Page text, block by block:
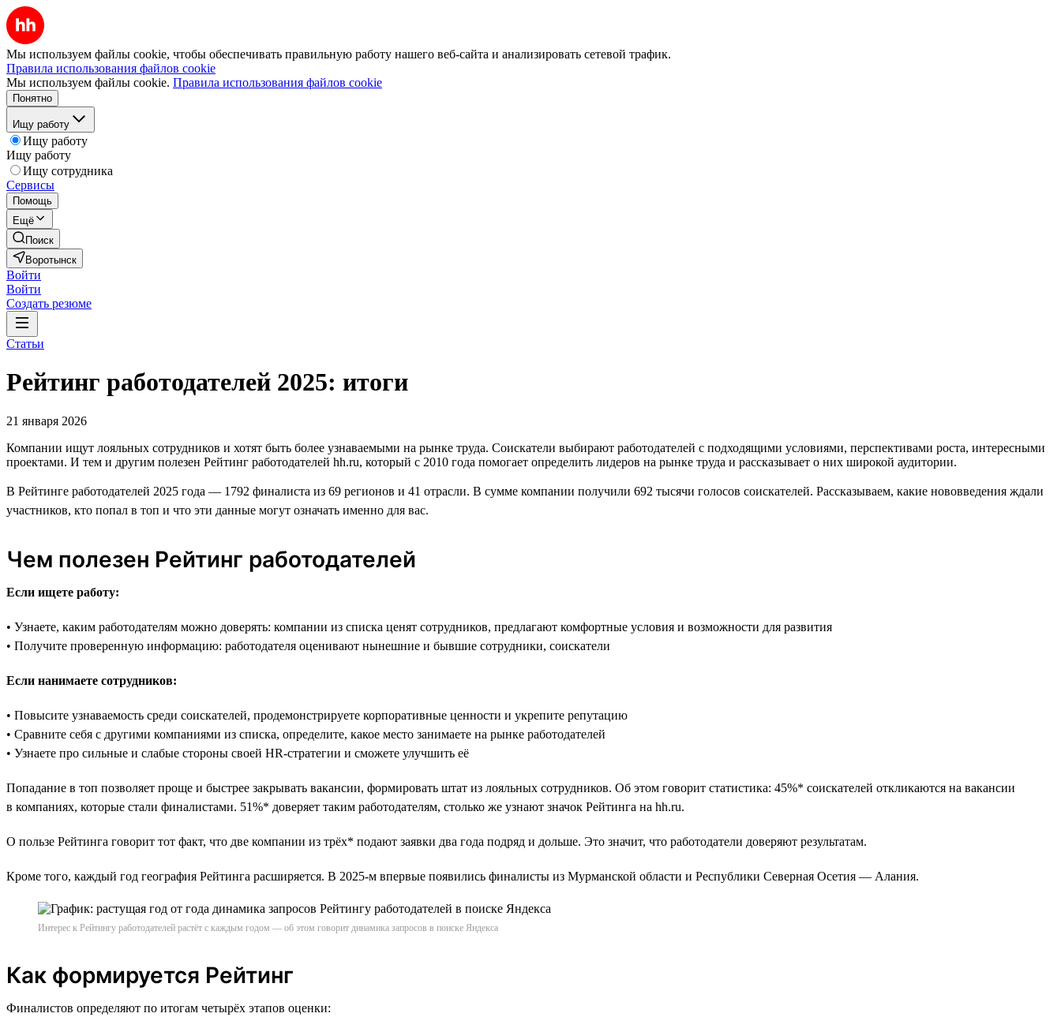
Мы используем файлы cookie, чтобы обеспечивать правильную работу нашего веб-сайта и анализировать сетевой трафик.
Правила использования файлов cookie
Мы используем файлы cookie. Правила использования файлов cookie
Понятно
Ищу работу
Ищу работу
Ищу работу
Ищу сотрудника
Сервисы
Помощь
Ещё
Поиск
Воротынск
Войти
Войти
Создать резюме
Статьи
Рейтинг работодателей 2025: итоги
21 января 2026
Компании ищут лояльных сотрудников и хотят быть более узнаваемыми на рынке труда. Соискатели выбирают работодателей с подходящими условиями, перспективами роста, интересными
проектами. И тем и другим полезен Рейтинг работодателей hh.ru, который с 2010 года помогает определить лидеров на рынке труда и рассказывает о них широкой аудитории.
В Рейтинге работодателей 2025 года — 1792 финалиста из 69 регионов и 41 отрасли. В сумме компании получили 692 тысячи голосов соискателей. Рассказываем, какие нововведения ждали
участников, кто попал в топ и что эти данные могут означать именно для вас.
Чем полезен Рейтинг работодателей
Если ищете работу:
• Узнаете, каким работодателям можно доверять: компании из списка ценят сотрудников, предлагают комфортные условия и возможности для развития
• Получите проверенную информацию: работодателя оценивают нынешние и бывшие сотрудники, соискатели
Если нанимаете сотрудников:
• Повысите узнаваемость среди соискателей, продемонстрируете корпоративные ценности и укрепите репутацию
• Сравните себя с другими компаниями из списка, определите, какое место занимаете на рынке работодателей
• Узнаете про сильные и слабые стороны своей HR-стратегии и сможете улучшить её
Попадание в топ позволяет проще и быстрее закрывать вакансии, формировать штат из лояльных сотрудников. Об этом говорит статистика: 45%* соискателей откликаются на вакансии
в компаниях, которые стали финалистами. 51%* доверяет таким работодателям, столько же узнают значок Рейтинга на hh.ru.
О пользе Рейтинга говорит тот факт, что две компании из трёх* подают заявки два года подряд и дольше. Это значит, что работодатели доверяют результатам.
Кроме того, каждый год география Рейтинга расширяется. В 2025-м впервые появились финалисты из Мурманской области и Республики Северная Осетия — Алания.
Интерес к Рейтингу работодателей растёт с каждым годом — об этом говорит динамика запросов в поиске Яндекса
Как формируется Рейтинг
Финалистов определяют по итогам четырёх этапов оценки: